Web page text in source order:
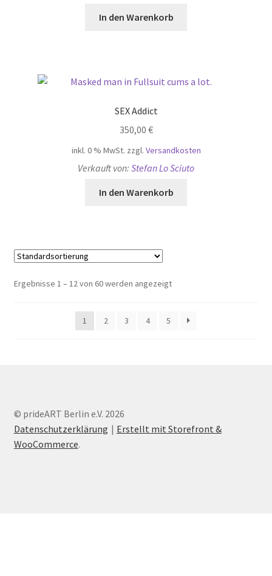
In den Warenkorb
SEX Addict
350,00 €
inkl. 0 % MwSt. zzgl. Versandkosten
Verkauft von: Stefan Lo Sciuto
In den Warenkorb
Ergebnisse 1 – 12 von 60 werden angezeigt
1 2 3 4 5
© prideART Berlin e.V. 2026
Datenschutzerklärung
Erstellt mit Storefront &
WooCommerce.